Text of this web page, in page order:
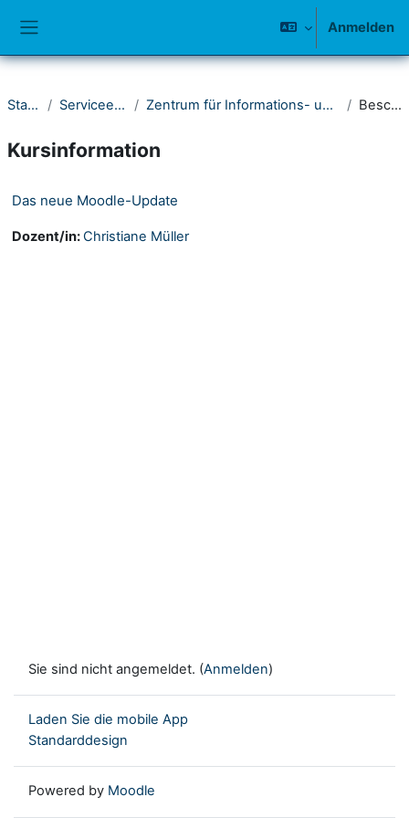
Anmelden
Startseite Serviceeinrichtungen Zentrum für Informations- und Medientechnologie (ZIMT) Beschreibung
Kursinformation
Das neue Moodle-Update
Dozent/in:Christiane Müller
Sie sind nicht angemeldet. (Anmelden)
Laden Sie die mobile App
Standarddesign
Powered by Moodle